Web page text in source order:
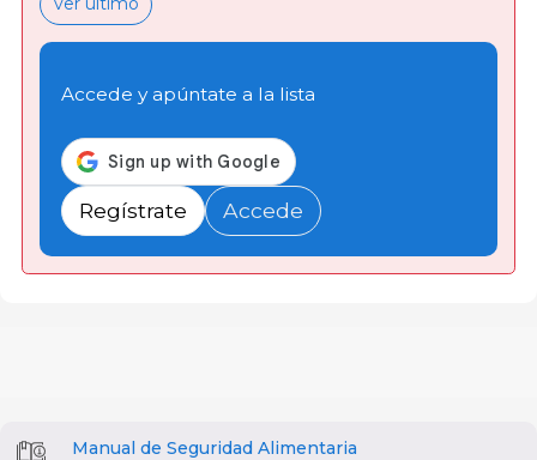
Accede y apúntate a la lista
Regístrate Accede
Manual de Seguridad Alimentaria